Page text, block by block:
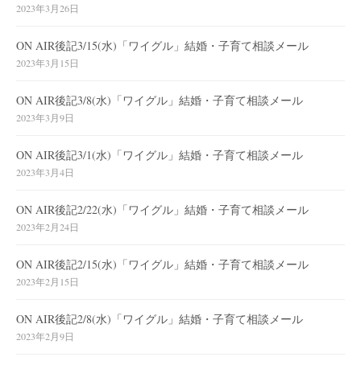
2023年3月26日
ON AIR後記3/15(水)「ワイグル」結婚・子育て相談メール
2023年3月15日
ON AIR後記3/8(水)「ワイグル」結婚・子育て相談メール
2023年3月9日
ON AIR後記3/1(水)「ワイグル」結婚・子育て相談メール
2023年3月4日
ON AIR後記2/22(水)「ワイグル」結婚・子育て相談メール
2023年2月24日
ON AIR後記2/15(水)「ワイグル」結婚・子育て相談メール
2023年2月15日
ON AIR後記2/8(水)「ワイグル」結婚・子育て相談メール
2023年2月9日